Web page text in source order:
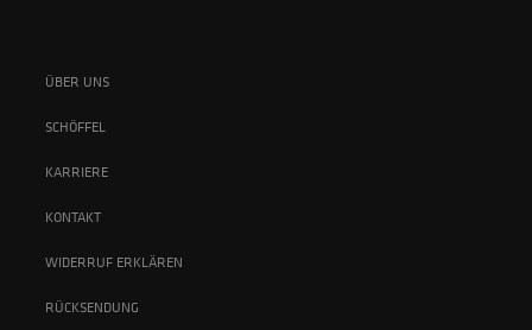
ÜBER UNS
SCHÖFFEL
KARRIERE
KONTAKT
WIDERRUF ERKLÄREN
RÜCKSENDUNG